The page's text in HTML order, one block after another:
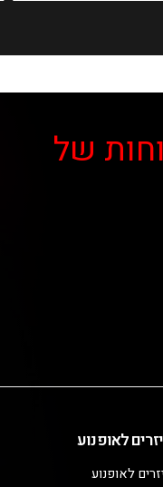
של
לאופנוע
לאופנוע